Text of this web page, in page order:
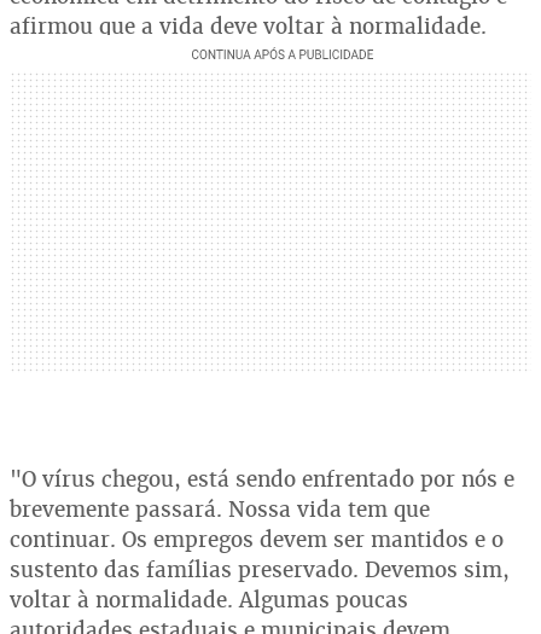
afirmou que a vida deve voltar à normalidade.
"O vírus chegou, está sendo enfrentado por nós e
brevemente passará. Nossa vida tem que
continuar. Os empregos devem ser mantidos e o
sustento das famílias preservado. Devemos sim,
voltar à normalidade. Algumas poucas